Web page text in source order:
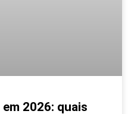
2026: quais